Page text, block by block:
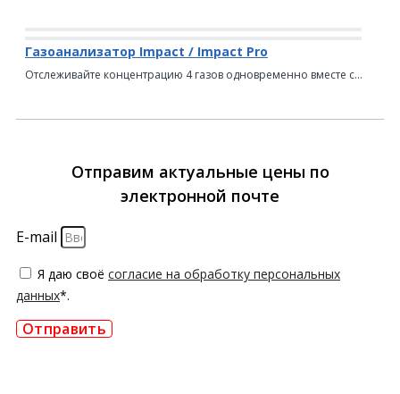
Газоанализатор Impact / Impact Pro
Отслеживайте концентрацию 4 газов одновременно вместе с...
Отправим актуальные цены по
электронной почте
E-mail
Я даю своё согласие на обработку персональных
данных*.
Отправить